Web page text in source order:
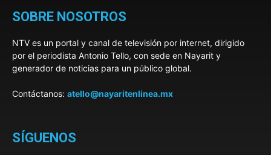
SOBRE NOSOTROS
NTV es un portal y canal de televisión por internet, dirigido
por el periodista Antonio Tello, con sede en Nayarit y
generador de noticias para un público global.
Contáctanos: atello@nayaritenlinea.mx
SÍGUENOS